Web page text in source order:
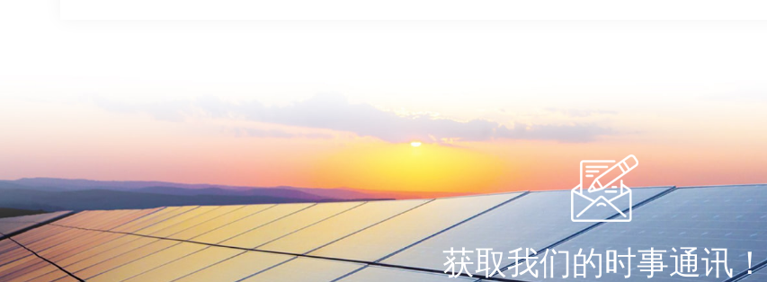
获取我们的时事通讯！